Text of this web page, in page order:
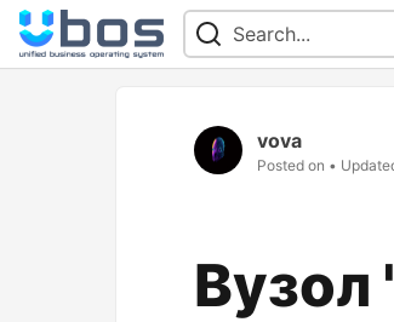
vova
Posted on •
Вузол